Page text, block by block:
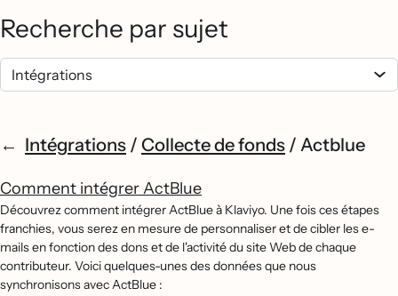
Recherche par sujet
Intégrations / Collecte de fonds / Actblue
Comment intégrer ActBlue
Découvrez comment intégrer ActBlue à Klaviyo. Une fois ces étapes
franchies, vous serez en mesure de personnaliser et de cibler les e-
mails en fonction des dons et de l'activité du site Web de chaque
contributeur. Voici quelques-unes des données que nous
synchronisons avec ActBlue :